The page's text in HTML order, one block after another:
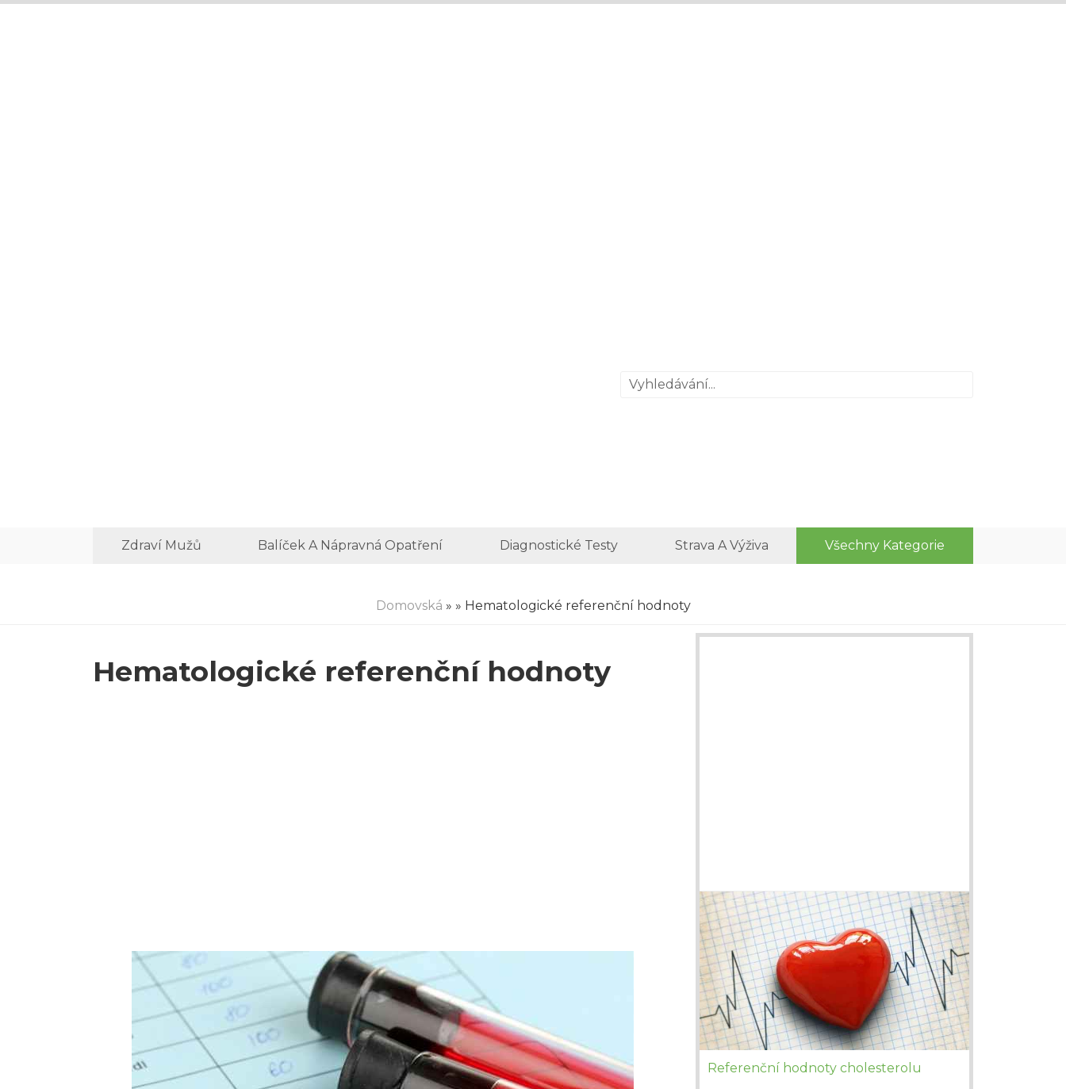
Zdraví Mužů Balíček A Nápravná Opatření Diagnostické Testy Strava A Výživa Všechny Kategorie
Domovská » » Hematologické referenční hodnoty
Hematologické referenční hodnoty
Referenční hodnoty cholesterolu